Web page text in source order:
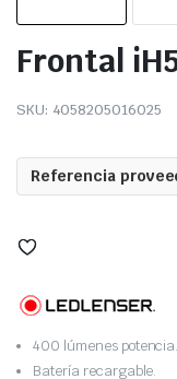
Frontal
SKU: 4058205016025
Referencia
400 lúmenes potencia.
Batería recargable.